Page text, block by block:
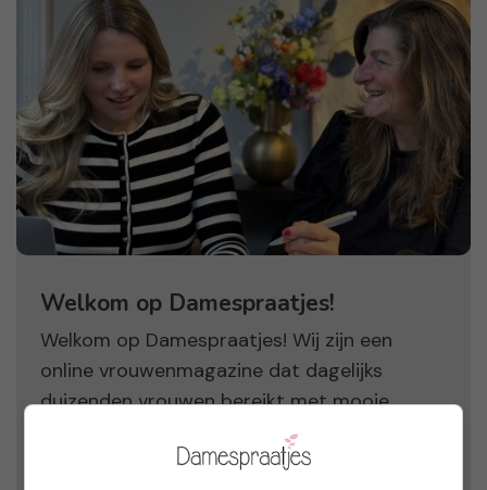
Welkom op Damespraatjes!
Welkom op Damespraatjes! Wij zijn een
online vrouwenmagazine dat dagelijks
duizenden vrouwen bereikt met mooie
verhalen, leuke winacties, product reviews en
bakken vol positieve inspiratie.